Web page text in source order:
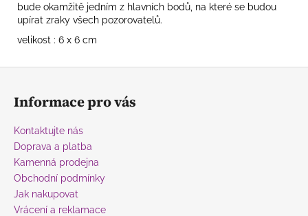
bude okamžitě jedním z hlavních bodů, na které se budou
upírat zraky všech pozorovatelů.
velikost : 6 x 6 cm
Z
Informace pro vás
Kontaktujte nás
Doprava a platba
Kamenná prodejna
Obchodní podmínky
Jak nakupovat
Vrácení a reklamace